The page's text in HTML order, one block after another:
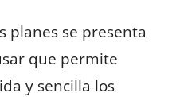
planes se presenta
que permite
y sencilla los